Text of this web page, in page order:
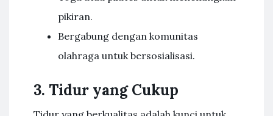
pikiran.
Bergabung dengan komunitas
olahraga untuk bersosialisasi.
3. Tidur yang Cukup